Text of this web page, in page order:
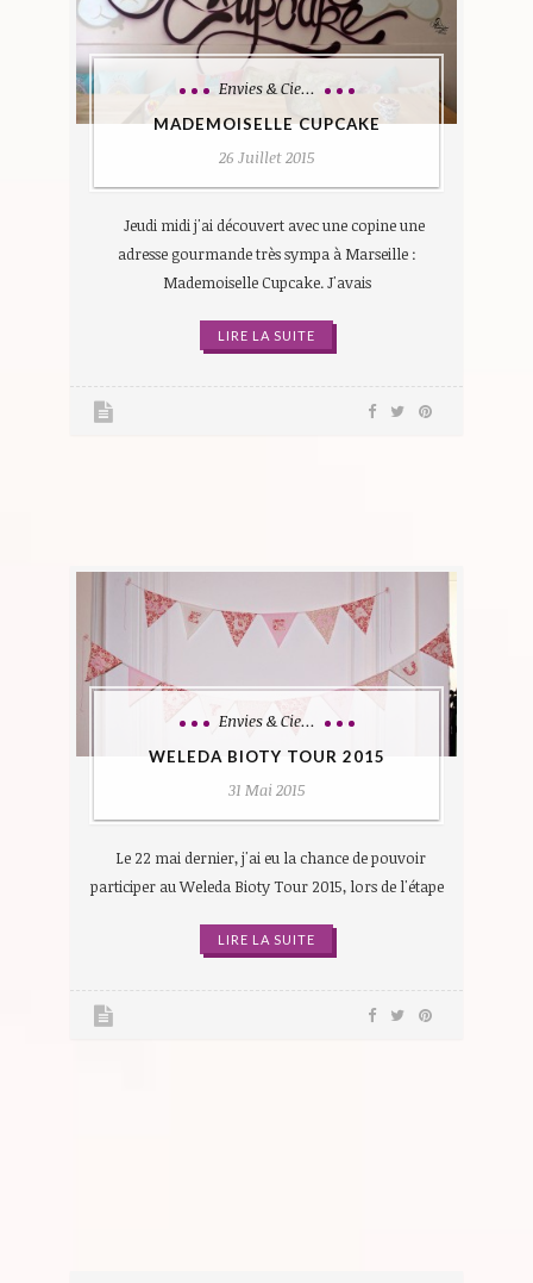
Envies & Cie...
MADEMOISELLE CUPCAKE
26 Juillet 2015
Jeudi midi j'ai découvert avec une copine une
adresse gourmande très sympa à Marseille :
Mademoiselle Cupcake. J'avais
LIRE LA SUITE
Envies & Cie...
WELEDA BIOTY TOUR 2015
31 Mai 2015
Le 22 mai dernier, j'ai eu la chance de pouvoir
participer au Weleda Bioty Tour 2015, lors de l'étape
LIRE LA SUITE